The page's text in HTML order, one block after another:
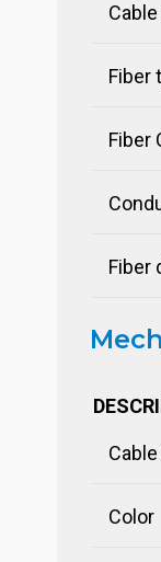
Fiber
Fiber
Fiber
Color